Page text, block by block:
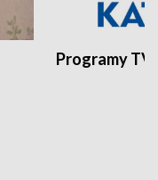
Programy